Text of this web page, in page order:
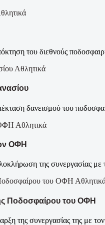
του διεθνούς
Αθλητικά
δανεισμού του
Αθλητικά
ΟΦΗ
της συνεργασίας με
Ποδοσφαίρου του ΟΦΗ
της συνεργασίας της με